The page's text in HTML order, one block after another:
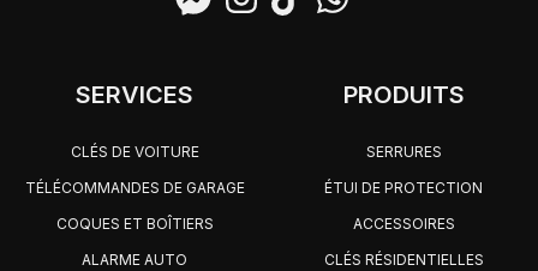
SERVICES
CLÉS DE VOITURE
TÉLÉCOMMANDES DE GARAGE
COQUES ET BOÎTIERS
ALARME AUTO
PRODUITS
SERRURES
ÉTUI DE PROTECTION
ACCESSOIRES
CLÉS RÉSIDENTIELLES